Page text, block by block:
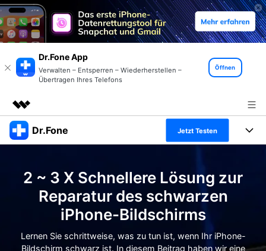
Dr.Fone App
Verwalten – Entsperren – Wiederherstellen –
Übertragen Ihres Telefons
Öffnen
Top-Produkte
Dienstprogramme
Überblick
Lösungen
Über uns
Dr.Fone Jetzt Testen
Alles-in-einem-Toolkit
Weitere Tools und Apps
Lösungen
Entdecken Sie weitere Dr.Fone-Lösungen
Lernen und Unterstützung
Ressourcen & Lernen
2 ~ 3 X Schnellere Lösung zur
Reparatur des schwarzen
iPhone-Bildschirms
Lernen Sie schrittweise, was zu tun ist, wenn Ihr iPhone-
Bildschirm schwarz ist. In diesem Beitrag haben wir eine